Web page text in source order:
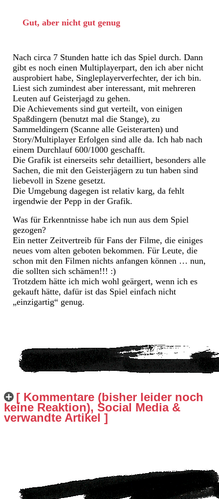
Gut, aber nicht gut genug
Nach circa 7 Stunden hatte ich das Spiel durch. Dann
gibt es noch einen Multiplayerpart, den ich aber nicht
ausprobiert habe, Singleplayerverfechter, der ich bin.
Liest sich zumindest aber interessant, mit mehreren
Leuten auf Geisterjagd zu gehen.
Die Achievements sind gut verteilt, von einigen
Spaßdingern (benutzt mal die Stange), zu
Sammeldingern (Scanne alle Geisterarten) und
Story/Multiplayer Erfolgen sind alle da. Ich hab nach
einem Durchlauf 600/1000 geschafft.
Die Grafik ist einerseits sehr detailliert, besonders alle
Sachen, die mit den Geisterjägern zu tun haben sind
liebevoll in Szene gesetzt.
Die Umgebung dagegen ist relativ karg, da fehlt
irgendwie der Pepp in der Grafik.
Was für Erkenntnisse habe ich nun aus dem Spiel
gezogen?
Ein netter Zeitvertreib für Fans der Filme, die einiges
neues vom alten geboten bekommen. Für Leute, die
schon mit den Filmen nichts anfangen können … nun,
die sollten sich schämen!!! :)
Trotzdem hätte ich mich wohl geärgert, wenn ich es
gekauft hätte, dafür ist das Spiel einfach nicht
„einzigartig“ genug.
[ Kommentare (bisher leider noch
keine Reaktion), Social Media &
verwandte Artikel ]